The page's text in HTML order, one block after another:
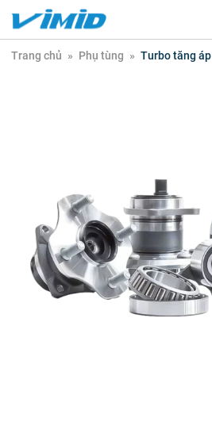
Trang chủ » Phụ tùng » Turbo tăng áp